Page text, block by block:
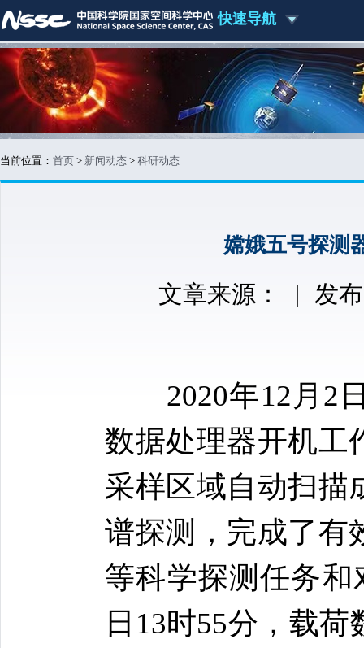
快速导航
当前位置： 首页 > 新闻动态 > 科研动态
嫦娥五号探测
文章来源： | 发
2020年12月2
数据处理器开机工
采样区域自动扫描
谱探测，完成了有
等科学探测任务和
日13时55分，载